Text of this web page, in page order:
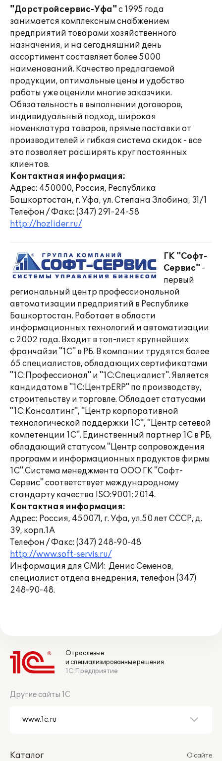
"Дорстройсервис-Уфа" с 1995 года
занимается комплексным снабжением
предприятий товарами хозяйственного
назначения, и на сегодняшний день
ассортимент составляет более 5000
наименований. Качество предлагаемой
продукции, оптимальные цены и удобство
работы уже оценили многие заказчики.
Обязательность в выполнении договоров,
индивидуальный подход, широкая
номенклатура товаров, прямые поставки от
производителей и гибкая система скидок - все
это позволяет расширять круг постоянных
клиентов.
Контактная информация:
Адрес: 450000, Россия, Республика
Башкортостан, г. Уфа, ул. Степана Злобина, 31/1
Телефон / Факс: (347) 291-24-58
http://hozlider.ru/
ГК "Софт-
Сервис" -
первый
региональный центр профессиональной
автоматизации предприятий в Республике
Башкортостан. Работает в области
информационных технологий и автоматизации
с 2002 года. Входит в топ-лист крупнейших
франчайзи "1С" в РБ. В компании трудятся более
65 специалистов, обладающих сертификатами
"1С:Профессионал" и "1С:Специалист". Является
кандидатом в "1С:ЦентрERP" по производству,
строительству и торговле. Обладает статусами
"1С:Консалтинг", "Центр корпоративной
технологической поддержки 1С", "Центр сетевой
компетенции 1С". Единственный партнер 1С в РБ,
обладающий статусом "Центр сопровождения
программ и информационных продуктов фирмы
1С".Система менеджмента ООО ГК "Софт-
Сервис" соответствует международному
стандарту качества ISO:9001:2014.
Контактная информация:
Адрес: Россия, 450071, г. Уфа, ул.50 лет СССР, д.
39, корп.1А
Телефон / Факс: (347) 248-90-48
http://www.soft-servis.ru/
Информация для СМИ: Денис Семенов,
специалист отдела внедрения, телефон (347)
248-90-48.
Отраслевые
и специализированные решения
1С:Предприятие
Другие сайты 1С
Каталог
О сайте